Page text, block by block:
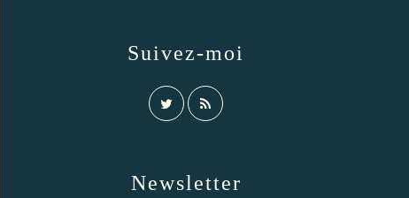
Newsletter
Suivez-moi